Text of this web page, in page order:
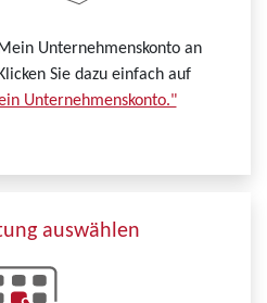
Unternehmenskonto an
Sie dazu einfach auf
Unternehmenskonto."
auswählen